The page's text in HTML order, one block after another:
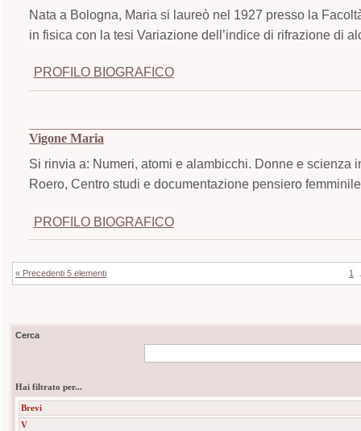
Nata a Bologna, Maria si laureò nel 1927 presso la
in fisica con la tesi Variazione dell’indice di rifrazione di
PROFILO BIOGRAFICO
Vigone Maria
Si rinvia a: Numeri, atomi e alambicchi. Donne e scienza
Roero, Centro studi e documentazione pensiero
PROFILO BIOGRAFICO
« Precedenti 5 elementi 1
Cerca
Hai filtrato per...
Brevi
V